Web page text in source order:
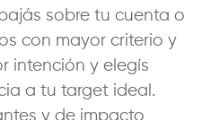
sobre tu cuenta o
con mayor criterio y
intención y elegís
a tu target ideal.
y de impacto,